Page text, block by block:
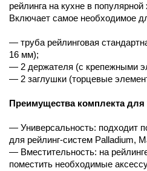
рейлинга на кухне в
Включает самое необходимое
— труба рейлинговая
16 мм);
— 2 держателя (с крепежными
— 2 заглушки (торцевые
Преимущества комплекта для
— Универсальность: подходит
для рейлинг-систем Palladium,
— Вместительность: на
поместить необходимые